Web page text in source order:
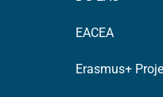
EACEA
Erasmus+